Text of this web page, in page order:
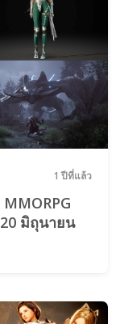
1 ปีที่แล้ว
มิถุนายน